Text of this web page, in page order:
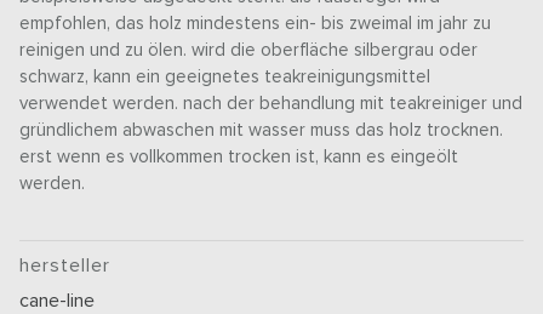
empfohlen, das holz mindestens ein- bis zweimal im jahr zu
reinigen und zu ölen. wird die oberfläche silbergrau oder
schwarz, kann ein geeignetes teakreinigungsmittel
verwendet werden. nach der behandlung mit teakreiniger und
gründlichem abwaschen mit wasser muss das holz trocknen.
erst wenn es vollkommen trocken ist, kann es eingeölt
werden.
hersteller
cane-line